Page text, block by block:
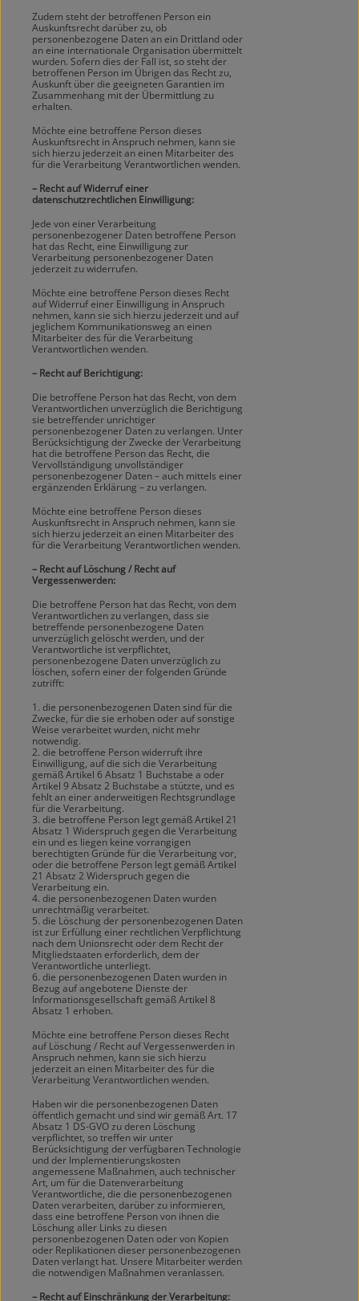
Zudem steht der betroffenen Person ein
Auskunftsrecht darüber zu, ob
personenbezogene Daten an ein Drittland oder
an eine internationale Organisation übermittelt
wurden. Sofern dies der Fall ist, so steht der
betroffenen Person im Übrigen das Recht zu,
Auskunft über die geeigneten Garantien im
Zusammenhang mit der Übermittlung zu
erhalten.
Möchte eine betroffene Person dieses
Auskunftsrecht in Anspruch nehmen, kann sie
sich hierzu jederzeit an einen Mitarbeiter des
für die Verarbeitung Verantwortlichen wenden.
– Recht auf Widerruf einer
datenschutzrechtlichen Einwilligung:
Jede von einer Verarbeitung
personenbezogener Daten betroffene Person
hat das Recht, eine Einwilligung zur
Verarbeitung personenbezogener Daten
jederzeit zu widerrufen.
Möchte eine betroffene Person dieses Recht
auf Widerruf einer Einwilligung in Anspruch
nehmen, kann sie sich hierzu jederzeit und auf
jeglichem Kommunikationsweg an einen
Mitarbeiter des für die Verarbeitung
Verantwortlichen wenden.
– Recht auf Berichtigung:
Die betroffene Person hat das Recht, von dem
Verantwortlichen unverzüglich die Berichtigung
sie betreffender unrichtiger
personenbezogener Daten zu verlangen. Unter
Berücksichtigung der Zwecke der Verarbeitung
hat die betroffene Person das Recht, die
Vervollständigung unvollständiger
personenbezogener Daten – auch mittels einer
ergänzenden Erklärung – zu verlangen.
Möchte eine betroffene Person dieses
Auskunftsrecht in Anspruch nehmen, kann sie
sich hierzu jederzeit an einen Mitarbeiter des
für die Verarbeitung Verantwortlichen wenden.
– Recht auf Löschung / Recht auf
Vergessenwerden:
Die betroffene Person hat das Recht, von dem
Verantwortlichen zu verlangen, dass sie
betreffende personenbezogene Daten
unverzüglich gelöscht werden, und der
Verantwortliche ist verpflichtet,
personenbezogene Daten unverzüglich zu
löschen, sofern einer der folgenden Gründe
zutrifft:
1. die personenbezogenen Daten sind für die
Zwecke, für die sie erhoben oder auf sonstige
Weise verarbeitet wurden, nicht mehr
notwendig.
2. die betroffene Person widerruft ihre
Einwilligung, auf die sich die Verarbeitung
gemäß Artikel 6 Absatz 1 Buchstabe a oder
Artikel 9 Absatz 2 Buchstabe a stützte, und es
fehlt an einer anderweitigen Rechtsgrundlage
für die Verarbeitung.
3. die betroffene Person legt gemäß Artikel 21
Absatz 1 Widerspruch gegen die Verarbeitung
ein und es liegen keine vorrangigen
berechtigten Gründe für die Verarbeitung vor,
oder die betroffene Person legt gemäß Artikel
21 Absatz 2 Widerspruch gegen die
Verarbeitung ein.
4. die personenbezogenen Daten wurden
unrechtmäßig verarbeitet.
5. die Löschung der personenbezogenen Daten
ist zur Erfüllung einer rechtlichen Verpflichtung
nach dem Unionsrecht oder dem Recht der
Mitgliedstaaten erforderlich, dem der
Verantwortliche unterliegt.
6. die personenbezogenen Daten wurden in
Bezug auf angebotene Dienste der
Informationsgesellschaft gemäß Artikel 8
Absatz 1 erhoben.
Möchte eine betroffene Person dieses Recht
auf Löschung / Recht auf Vergessenwerden in
Anspruch nehmen, kann sie sich hierzu
jederzeit an einen Mitarbeiter des für die
Verarbeitung Verantwortlichen wenden.
Haben wir die personenbezogenen Daten
öffentlich gemacht und sind wir gemäß Art. 17
Absatz 1 DS-GVO zu deren Löschung
verpflichtet, so treffen wir unter
Berücksichtigung der verfügbaren Technologie
und der Implementierungskosten
angemessene Maßnahmen, auch technischer
Art, um für die Datenverarbeitung
Verantwortliche, die die personenbezogenen
Daten verarbeiten, darüber zu informieren,
dass eine betroffene Person von ihnen die
Löschung aller Links zu diesen
personenbezogenen Daten oder von Kopien
oder Replikationen dieser personenbezogenen
Daten verlangt hat. Unsere Mitarbeiter werden
die notwendigen Maßnahmen veranlassen.
– Recht auf Einschränkung der Verarbeitung: